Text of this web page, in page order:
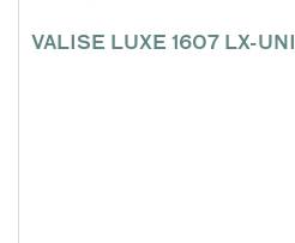
VALISE LUXE 1607 LX-UNI